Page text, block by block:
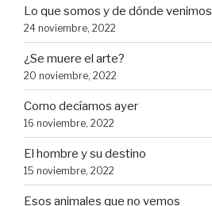
Lo que somos y de dónde venimos
24 noviembre, 2022
¿Se muere el arte?
20 noviembre, 2022
Como decíamos ayer
16 noviembre, 2022
El hombre y su destino
15 noviembre, 2022
Esos animales que no vemos